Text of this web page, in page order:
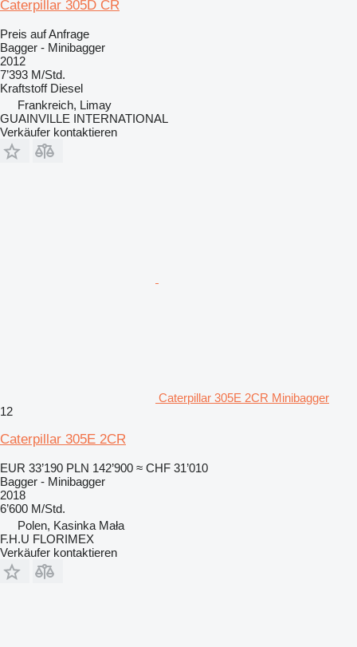
Caterpillar 305D CR
Preis auf Anfrage
Bagger - Minibagger
2012
7’393 M/Std.
Kraftstoff Diesel
Frankreich, Limay
GUAINVILLE INTERNATIONAL
Verkäufer kontaktieren
Caterpillar 305E 2CR Minibagger
12
Caterpillar 305E 2CR
EUR 33’190 PLN 142’900 ≈ CHF 31’010
Bagger - Minibagger
2018
6’600 M/Std.
Polen, Kasinka Mała
F.H.U FLORIMEX
Verkäufer kontaktieren